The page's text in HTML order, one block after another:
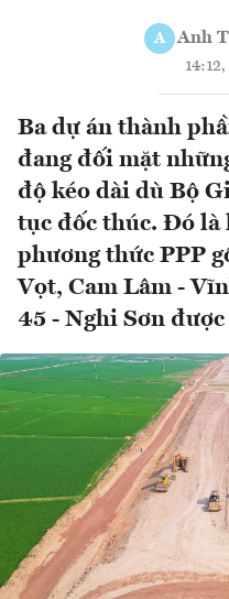
A Anh
Ba dự án thành
đang đối mặt
độ kéo dài dù Bộ
tục đốc thúc. Đó là
phương thức PPP
Vọt, Cam Lâm -
45 - Nghi Sơn